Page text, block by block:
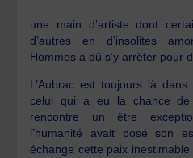
une main d’artiste dont
d’autres en d’insolites
Hommes a dû s’y arrêter pour
L’Aubrac est toujours là
celui qui a eu la chance de
rencontre un être
l’humanité avait posé son
échange cette paix